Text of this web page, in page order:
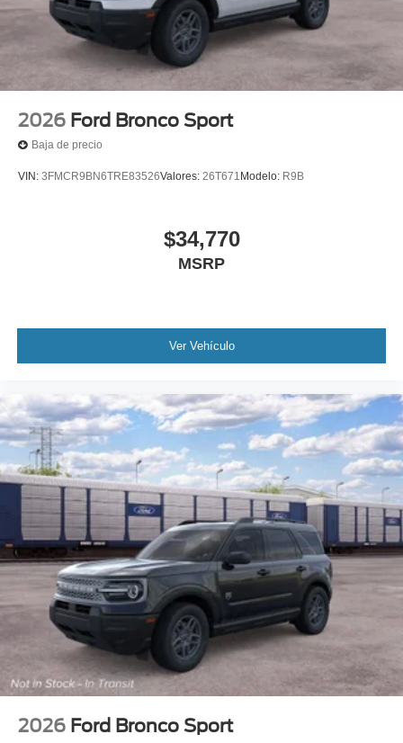
2026 Ford Bronco Sport
Baja de precio
VIN: 3FMCR9BN6TRE83526Valores: 26T671 Modelo: R9B
$34,770
MSRP
Ver Vehículo
2026 Ford Bronco Sport